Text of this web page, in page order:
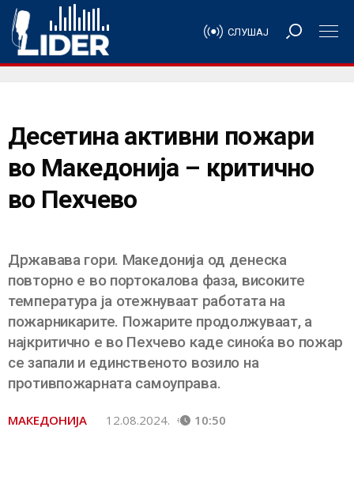
СЛУШАЈ
Десетина активни пожари
во Македонија – критично
во Пехчево
Државава гори. Македонија од денеска
повторно е во портокалова фаза, високите
температура ја отежнуваат работата на
пожарникарите. Пожарите продолжуваат, а
најкритично е во Пехчево каде синоќа во пожар
се запали и единственото возило на
противпожарната самоуправа.
МАКЕДОНИЈА 12.08.2024. 10:50